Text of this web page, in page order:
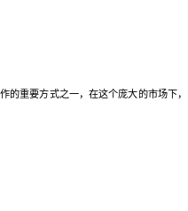
重要方式之一，在这个庞大的市场下，